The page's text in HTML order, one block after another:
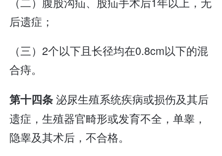
后遗症；
（三）2个以下且长径均在0.8cm以下的混
合痔。
第十四条泌尿生殖系统疾病或损伤及其后
遗症，生殖器官畸形或发育不全，单睾，
隐睾及其术后，不合格。